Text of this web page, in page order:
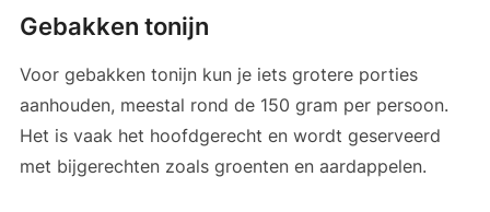
Gebakken tonijn
Voor gebakken tonijn kun je iets grotere porties
aanhouden, meestal rond de 150 gram per persoon.
Het is vaak het hoofdgerecht en wordt geserveerd
met bijgerechten zoals groenten en aardappelen.